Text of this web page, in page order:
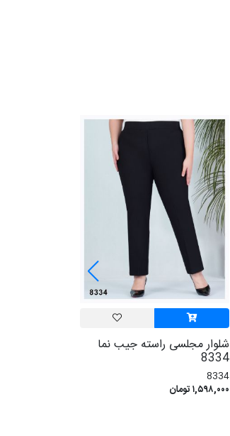
شلوار مجلسی راسته جیب نما
8334
8334
۱,۵۹۸,۰۰۰ تومان